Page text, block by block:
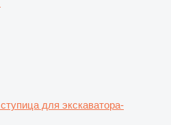
ступица для экскаватора-